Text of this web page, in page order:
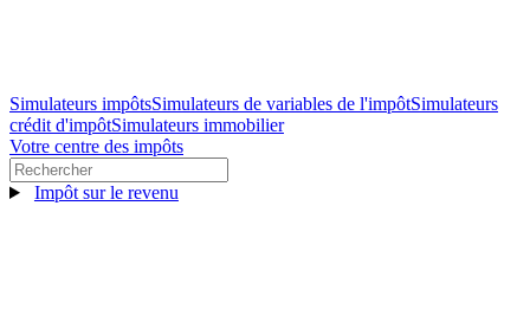
Simulateurs impôtsSimulateurs de variables de l'impôtSimulateurs
crédit d'impôtSimulateurs immobilier
Votre centre des impôts
Impôt sur le revenu